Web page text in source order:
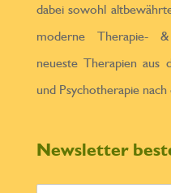
dabei sowohl
moderne Therapie-
neueste Therapien aus
und Psychotherapie
Newsletter